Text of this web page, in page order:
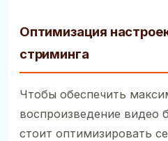
Оптимизация
стриминга
Чтобы обеспечить
воспроизведение видео
стоит оптимизировать